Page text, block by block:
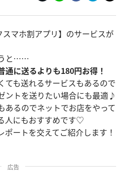
マホ割アプリ】のサービスが
うと……
に送るよりも180円お得！
ても送れるサービスもあるので
ントを送りたい場合にも最適♪
あるのでネットでお店をやって
人にもおすすめです♡
ートを交えてご紹介します！
広告